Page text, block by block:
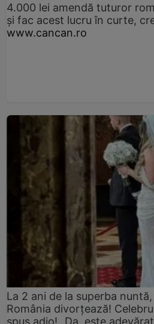
4.000 lei amendă tuturor
și fac acest lucru în curte,
www.cancan.ro
La 2 ani de la superba
România divorțează!
spus adio! „Da, este